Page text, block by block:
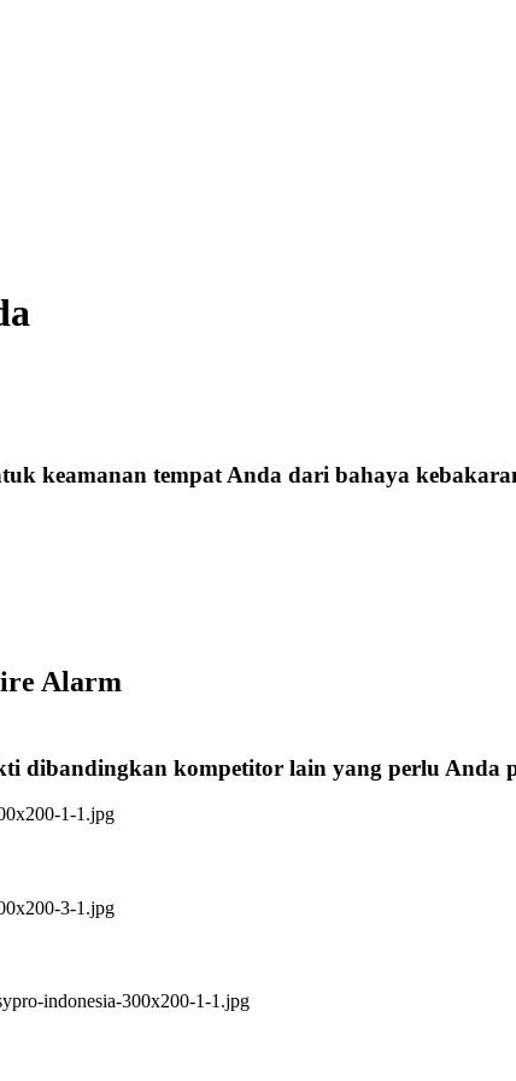
keamanan tempat Anda dari bahaya
Alarm
dibandingkan kompetitor lain yang perlu Anda